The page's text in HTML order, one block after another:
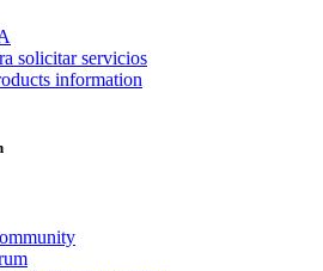
solicitar servicios
information